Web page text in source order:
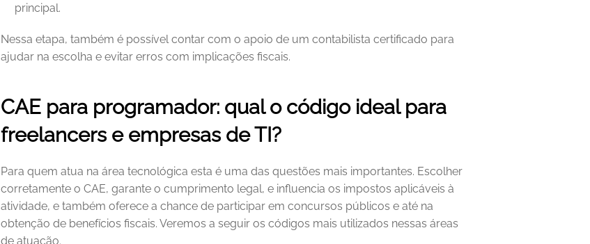
principal.
Nessa etapa, também é possível contar com o apoio de um contabilista certificado para
ajudar na escolha e evitar erros com implicações fiscais.
CAE para programador: qual o código ideal para
freelancers e empresas de TI?
Para quem atua na área tecnológica esta é uma das questões mais importantes. Escolher
corretamente o CAE, garante o cumprimento legal, e influencia os impostos aplicáveis à
atividade, e também oferece a chance de participar em concursos públicos e até na
obtenção de benefícios fiscais. Veremos a seguir os códigos mais utilizados nessas áreas
de atuação.